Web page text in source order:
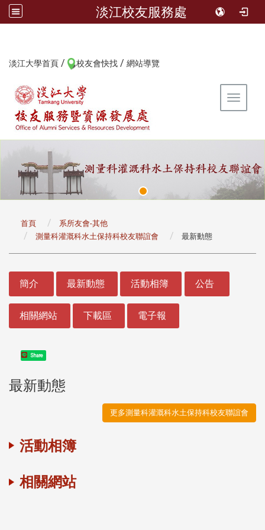
淡江校友服務處
淡江大學首頁 / 校友會快找 / 網站導覽
Toggle
首頁
系所友會-其他
測量科灌溉科水土保持科校友聯誼會
最新動態
簡介 最新動態 活動相簿 公告
相關網站 下載區 電子報
Share
最新動態
更多測量科灌溉科水土保持科校友聯誼會
活動相簿
相關網站